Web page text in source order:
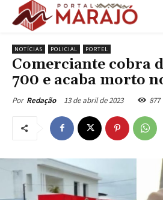
NOTÍCIAS POLICIAL PORTEL
Comerciante cobra
700 e acaba morto
Por Redação 13 de abril de 2023 877